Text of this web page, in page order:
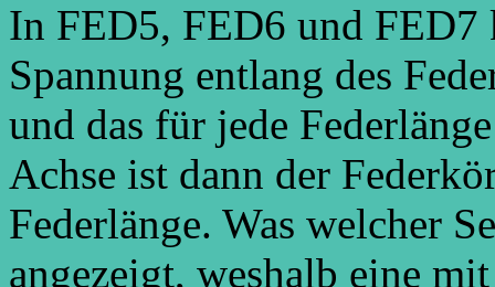
In FED5, FED6 und FED7
Spannung entlang des
und das für jede
Achse ist dann der
Federlänge. Was welcher
angezeigt, weshalb eine